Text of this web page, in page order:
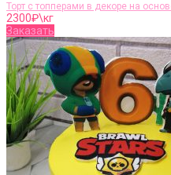
Торт с топперами в декоре на
2300₽\кг
Заказать